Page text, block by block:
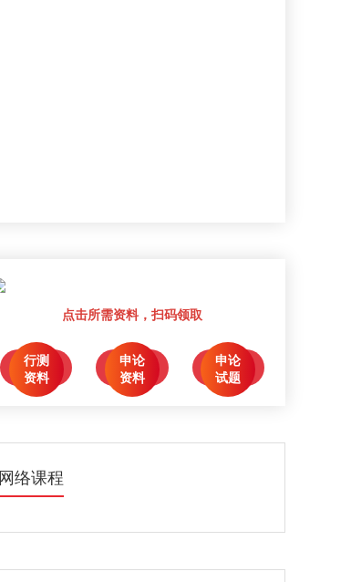
点击所需资料，扫码领取
行测
资料
点击领取
申论
资料
点击领取
申论
试题
点击领取
网络课程